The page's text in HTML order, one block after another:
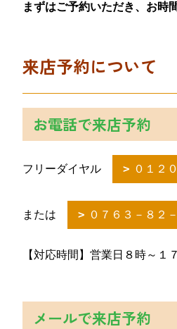
まずはご予約いただき、お時
来店予約について
お電話で来店予約
フリーダイヤル ０１２
または ０７６３－８２
【対応時間】営業日８時～１
メールで来店予約